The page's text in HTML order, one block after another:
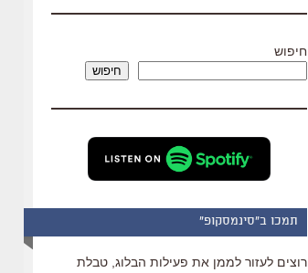
כדי
שמע.
חיפוש
חיפוש
תמכו ב"סינמסקופ"
רוצים לעזור לממן את פעילות הבלוג, טבלת